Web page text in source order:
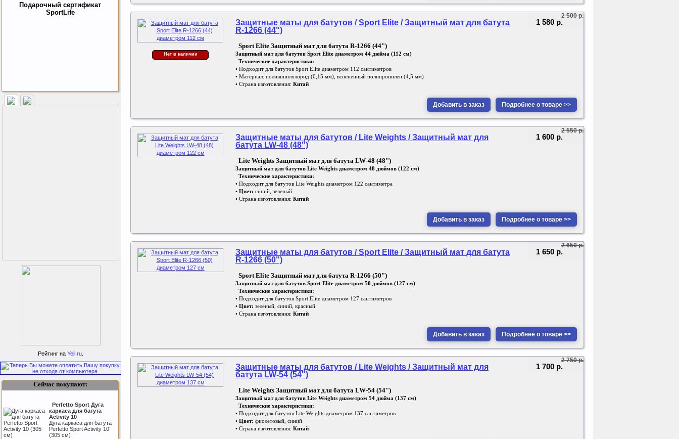
Нет в наличии
Защитные маты для батутов / Sport Elite / Защитный мат для батута
R-1266 (44")
Sport Elite Защитный мат для батута R-1266 (44")
Защитный мат для батутов Sport Elite диаметром 44 дюйма (112 см)
Технические характеристики:
• Подходит для батутов Sport Elite диаметром 112 сантиметров
• Материал: поливинилхлорид (0,15 мм), вспененный полипропилен (4,5 мм)
• Страна изготовления: Китай
Добавить в заказ Подробнее о товаре >>
2 500 р.
1 580 р.
Защитные маты для батутов / Lite Weights / Защитный мат для
батута LW-48 (48")
Lite Weights Защитный мат для батута LW-48 (48")
Защитный мат для батутов Lite Weights диаметром 48 дюймов (122 см)
Технические характеристики:
• Подходит для батутов Lite Weights диаметром 122 сантиметра
• Цвет: синий, зеленый
• Страна изготовления: Китай
Добавить в заказ Подробнее о товаре >>
2 550 р.
1 600 р.
Защитные маты для батутов / Sport Elite / Защитный мат для батута
R-1266 (50")
Sport Elite Защитный мат для батута R-1266 (50")
Защитный мат для батутов Sport Elite диаметром 50 дюймов (127 см)
Технические характеристики:
• Подходит для батутов Sport Elite диаметром 127 сантиметров
• Цвет: зелёный, синий, красный
• Страна изготовления: Китай
Добавить в заказ Подробнее о товаре >>
2 650 р.
1 650 р.
Защитные маты для батутов / Lite Weights / Защитный мат для
батута LW-54 (54")
Lite Weights Защитный мат для батута LW-54 (54")
Защитный мат для батутов Lite Weights диаметром 54 дюйма (137 см)
Технические характеристики:
• Подходит для батутов Lite Weights диаметром 137 сантиметров
• Цвет: фиолетовый, синий
• Страна изготовления: Китай
2 750 р.
1 700 р.
Подарочный сертификат
SportLife
Как заставить женщину
заниматся спортом?
Рейтинг на Yell.ru
Сейчас покупают:
батута 3,05м (Т-
коннектор)
Каркас батута Sport Elite
диаметром 3,05 метра
(10FT)
Perfetto Sport Дуга
каркаса для батута
Activity 10
Дуга каркаса для батута
Perfetto Sport Activity 10’
(305 см)